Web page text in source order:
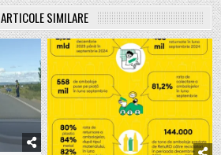
ARTICOLE SIMILARE